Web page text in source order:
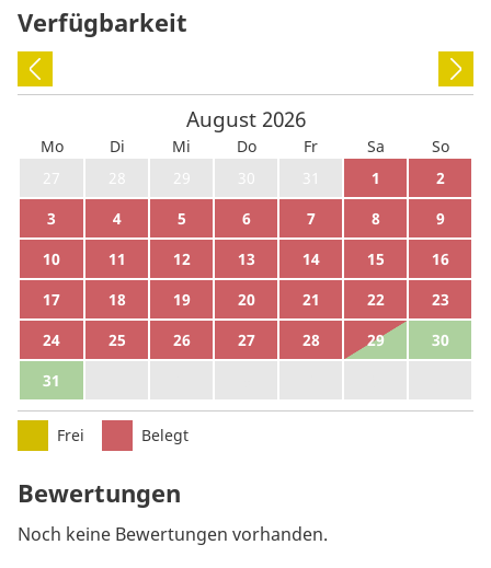
Verfügbarkeit
August 2026
Mo Di Mi Do Fr Sa
So
27
28 29 30 31 1
2
3
4 5 6 7 8
9
10
11 12 13 14 15
16
17
18 19 20 21 22
23
24
25 26 27 28 29
30
31
Frei Belegt
Bewertungen
Noch keine Bewertungen vorhanden.